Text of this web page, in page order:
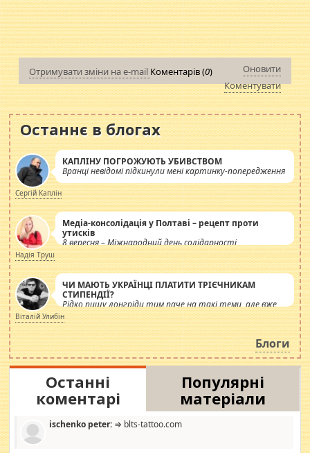
Отримувати зміни на e-mail Коментарів (0)
Оновити
Коментувати
Останнє в блогах
КАПЛІНУ ПОГРОЖУЮТЬ УБИВСТВОМ
Вранці невідомі підкинули мені картинку-попередження
Сергій Каплін
Медіа-консолідація у Полтаві – рецепт проти
утисків
8 вересня – Міжнародний день солідарності
журналістів.
Надія Труш
ЧИ МАЮТЬ УКРАЇНЦІ ПЛАТИТИ ТРІЄЧНИКАМ
СТИПЕНДІЇ?
Рідко пишу лонгріди тим паче на такі теми, але вже
просто дістало! Обурюють сьогоднішні інсенуації
навколо стипендіального питання. Штучно
роздувається ще одна соціальна катастрофа.
Віталій Улибін
Блоги
Останні
коментарі
Популярні
матеріали
ischenko peter: ⇒ blts-tattoo.com